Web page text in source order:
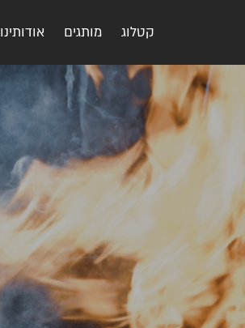
קטלוג מותגים אודותינו